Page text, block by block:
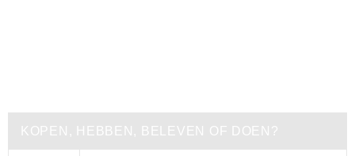
KOPEN, HEBBEN, BELEVEN OF DOEN?